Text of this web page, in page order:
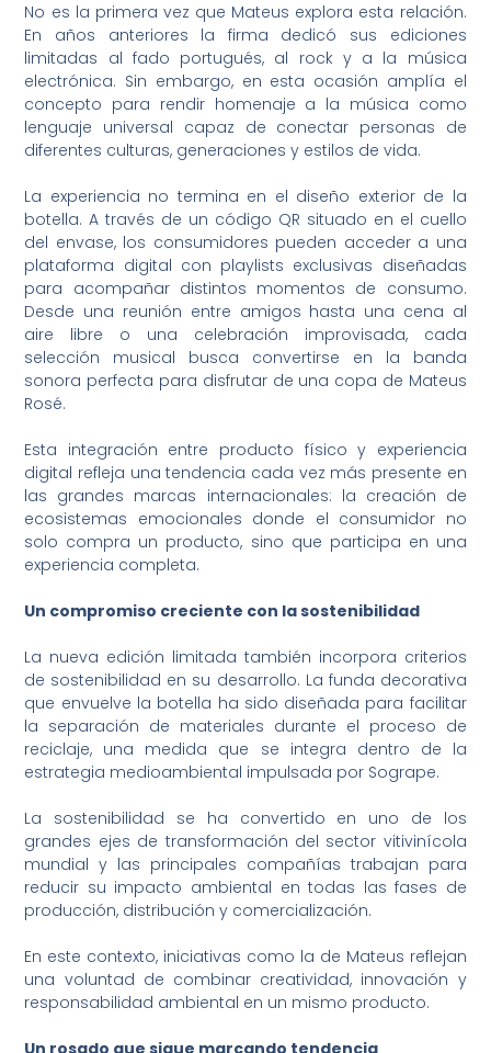
No es la primera vez que Mateus explora esta relación.
En años anteriores la firma dedicó sus ediciones
limitadas al fado portugués, al rock y a la música
electrónica. Sin embargo, en esta ocasión amplía el
concepto para rendir homenaje a la música como
lenguaje universal capaz de conectar personas de
diferentes culturas, generaciones y estilos de vida.
La experiencia no termina en el diseño exterior de la
botella. A través de un código QR situado en el cuello
del envase, los consumidores pueden acceder a una
plataforma digital con playlists exclusivas diseñadas
para acompañar distintos momentos de consumo.
Desde una reunión entre amigos hasta una cena al
aire libre o una celebración improvisada, cada
selección musical busca convertirse en la banda
sonora perfecta para disfrutar de una copa de Mateus
Rosé.
Esta integración entre producto físico y experiencia
digital refleja una tendencia cada vez más presente en
las grandes marcas internacionales: la creación de
ecosistemas emocionales donde el consumidor no
solo compra un producto, sino que participa en una
experiencia completa.
Un compromiso creciente con la sostenibilidad
La nueva edición limitada también incorpora criterios
de sostenibilidad en su desarrollo. La funda decorativa
que envuelve la botella ha sido diseñada para facilitar
la separación de materiales durante el proceso de
reciclaje, una medida que se integra dentro de la
estrategia medioambiental impulsada por Sogrape.
La sostenibilidad se ha convertido en uno de los
grandes ejes de transformación del sector vitivinícola
mundial y las principales compañías trabajan para
reducir su impacto ambiental en todas las fases de
producción, distribución y comercialización.
En este contexto, iniciativas como la de Mateus reflejan
una voluntad de combinar creatividad, innovación y
responsabilidad ambiental en un mismo producto.